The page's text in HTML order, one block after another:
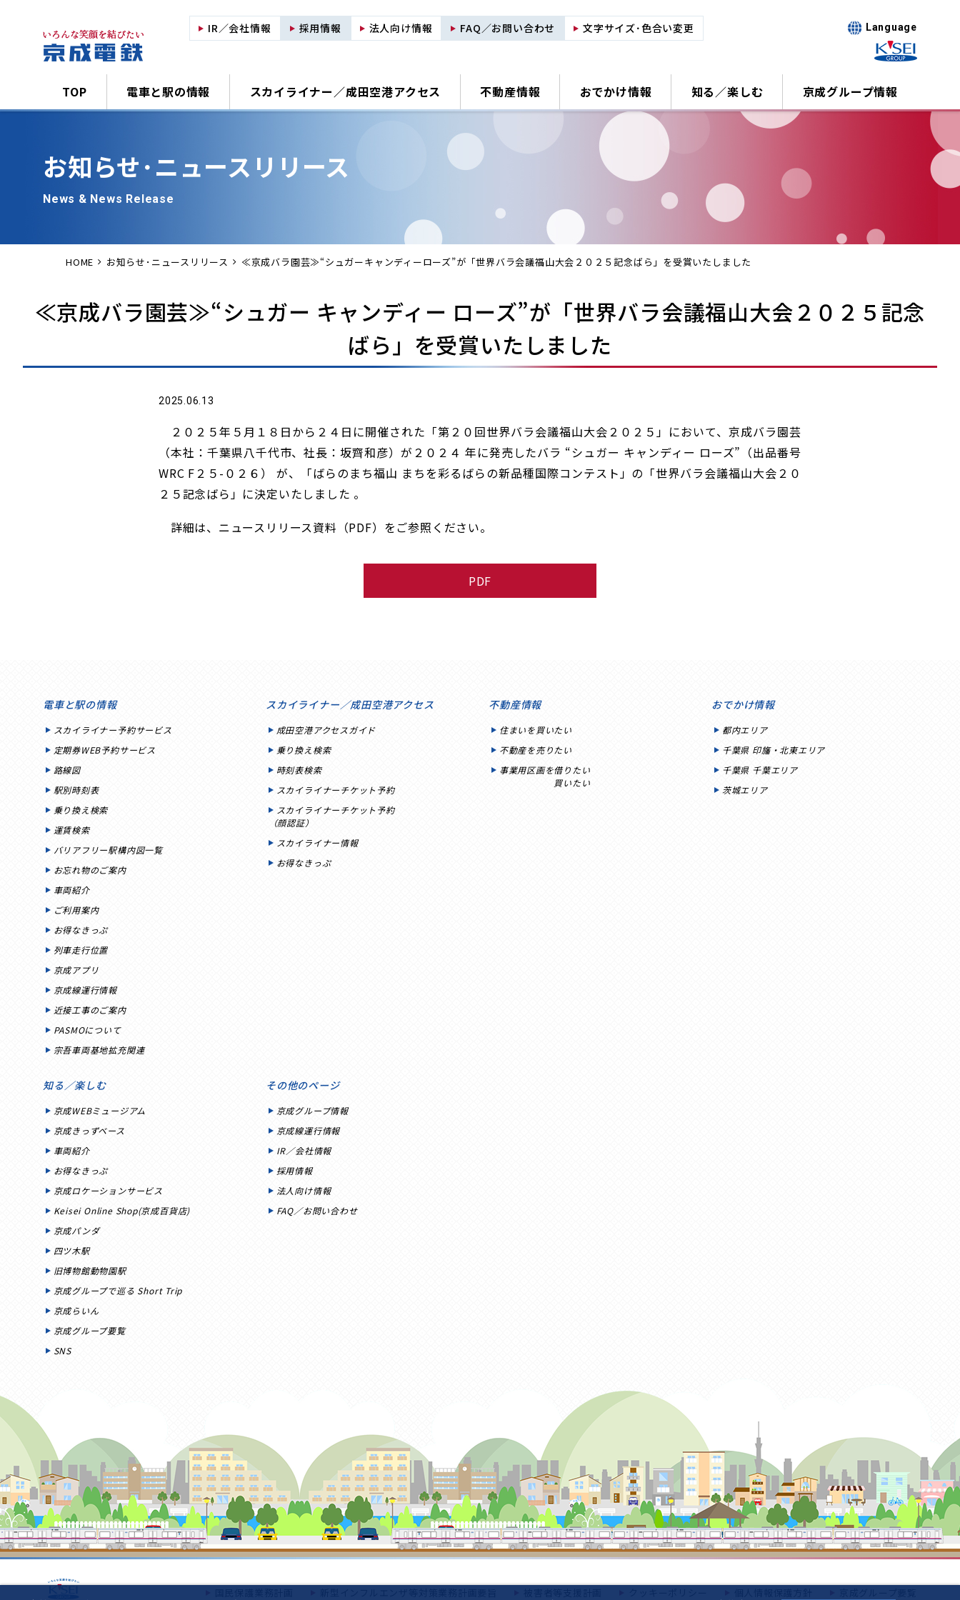
IR／会社情報 採用情報 法人向け情報 FAQ／お問い合わせ 文字サイズ･色合い変更 Language
TOP 電車と駅の情報 スカイライナー／成田空港アクセス 不動産情報 おでかけ情報 知る／楽しむ 京成グループ情報
お知らせ･ニュースリリース
News & News Release
HOME お知らせ･ニュースリリース ≪京成バラ園芸≫“シュガーキャンディーローズ”が「世界バラ会議福山大会２０２５記念ばら」を受賞いたしました
≪京成バラ園芸≫“シュガー キャンディー ローズ”が「世界バラ会議福山大会２０２５記念
ばら」を受賞いたしました
2025.06.13
２０２５年５月１８日から２４日に開催された「第２０回世界バラ会議福山大会２０２５」において、京成バラ園芸
（本社：千葉県八千代市、社長：坂齊和彦）が２０２４ 年に発売したバラ “シュガー キャンディー ローズ”（出品番号
WRC F２５-０２６） が、「ばらのまち福山 まちを彩るばらの新品種国際コンテスト」の「世界バラ会議福山大会２０
２５記念ばら」に決定いたしました 。
詳細は、ニュースリリース資料（PDF）をご参照ください。
PDF
電車と駅の情報
スカイライナー予約サービス
定期券WEB予約サービス
路線図
駅別時刻表
乗り換え検索
運賃検索
バリアフリー駅構内図一覧
お忘れ物のご案内
車両紹介
ご利用案内
お得なきっぷ
列車走行位置
京成アプリ
京成線運行情報
近接工事のご案内
PASMOについて
宗吾車両基地拡充関連
スカイライナー／成田空港アクセス
成田空港アクセスガイド
乗り換え検索
時刻表検索
スカイライナーチケット予約
スカイライナーチケット予約
（顔認証）
スカイライナー情報
お得なきっぷ
不動産情報
住まいを買いたい
不動産を売りたい
事業用区画を借りたい
買いたい
おでかけ情報
都内エリア
千葉県 印旛・北東エリア
千葉県 千葉エリア
茨城エリア
知る／楽しむ
京成WEBミュージアム
京成きっずベース
車両紹介
お得なきっぷ
京成ロケーションサービス
Keisei Online Shop(京成百貨店)
京成パンダ
四ツ木駅
旧博物館動物園駅
京成グループで巡る Short Trip
京成らいん
京成グループ要覧
SNS
その他のページ
京成グループ情報
京成線運行情報
IR／会社情報
採用情報
法人向け情報
FAQ／お問い合わせ